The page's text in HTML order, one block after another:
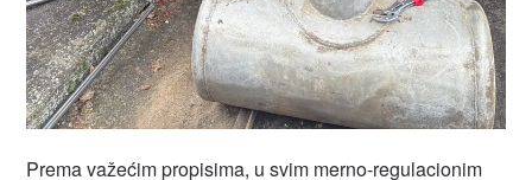
Prema važećim propisima, u svim merno-regulacionim